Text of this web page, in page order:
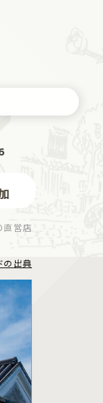
直営店
の出典